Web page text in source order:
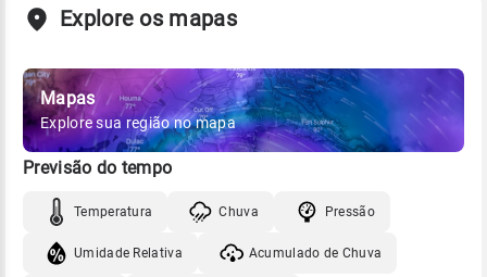
Explore os mapas
Mapas
Explore sua região no mapa
Previsão do tempo
Temperatura Chuva Pressão
Umidade Relativa Acumulado de Chuva